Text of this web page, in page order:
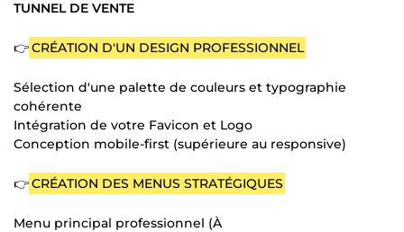
TUNNEL DE VENTE
👉CRÉATION D'UN DESIGN PROFESSIONNEL
Sélection d'une palette de couleurs et typographie
cohérente
Intégration de votre Favicon et Logo
Conception mobile-first (supérieure au responsive)
👉CRÉATION DES MENUS STRATÉGIQUES
Menu principal professionnel (À